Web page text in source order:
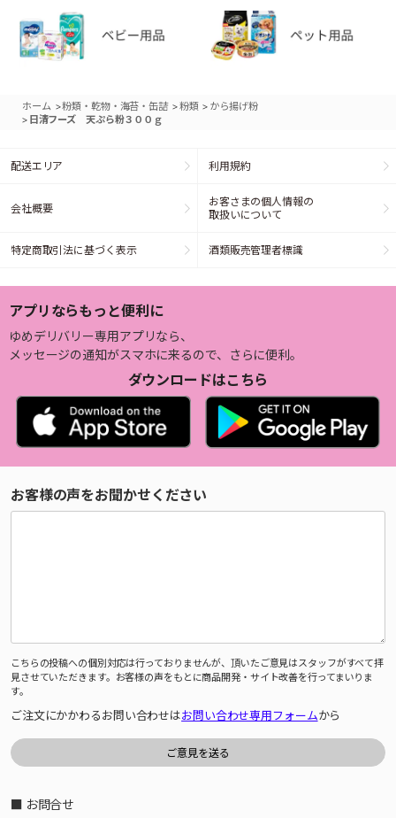
ホーム >粉類・乾物・海苔・缶詰 >粉類 > から揚げ粉
> 日清フーズ 天ぷら粉３００ｇ
配送エリア 利用規約
会社概要
お客さまの個人情報の
取扱いについて
特定商取引法に基づく表示 酒類販売管理者標識
アプリならもっと便利に
ゆめデリバリー専用アプリなら、
メッセージの通知がスマホに来るので、さらに便利。
ダウンロードはこちら
お客様の声をお聞かせください
こちらの投稿への個別対応は行っておりませんが、頂いたご意見はスタッフがすべて拝
見させていただきます。お客様の声をもとに商品開発・サイト改善を行ってまいりま
す。
ご注文にかかわるお問い合わせはお問い合わせ専用フォームから
■ お問合せ